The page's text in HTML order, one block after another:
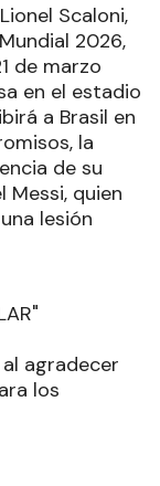
Scaloni,
2026,
de marzo
en el estadio
a Brasil en
la
de su
quien
lesión
agradecer
los